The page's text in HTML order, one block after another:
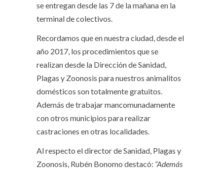
se entregan desde las 7 de la mañana en la
terminal de colectivos.
Recordamos que en nuestra ciudad, desde el
año 2017, los procedimientos que se
realizan desde la Dirección de Sanidad,
Plagas y Zoonosis para nuestros animalitos
domésticos son totalmente gratuitos.
Además de trabajar mancomunadamente
con otros municipios para realizar
castraciones en otras localidades.
Al respecto el director de Sanidad, Plagas y
Zoonosis, Rubén Bonomo destacó: “Además